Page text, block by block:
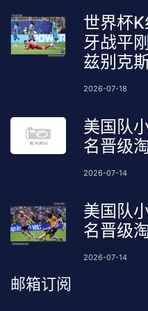
世界杯
牙战平
兹别克
2026-07-18
美国队
名晋级
2026-07-14
美国队
名晋级
2026-07-14
邮箱订阅